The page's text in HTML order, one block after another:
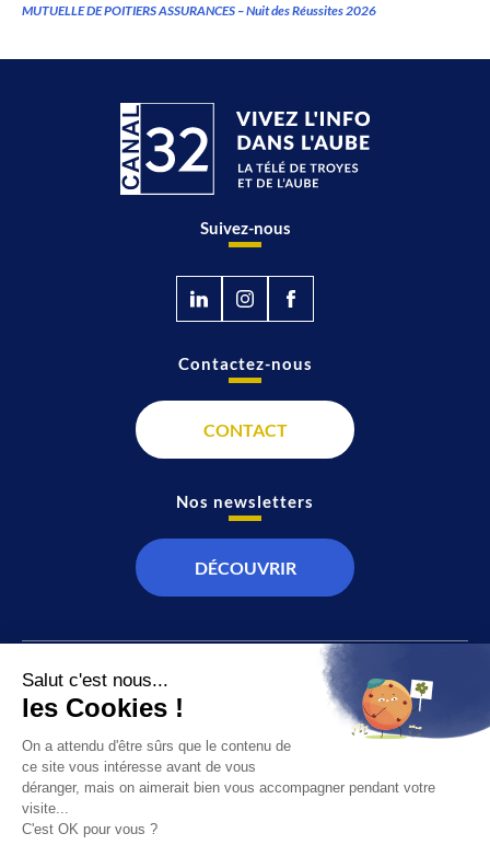
MUTUELLE DE POITIERS ASSURANCES – Nuit des Réussites 2026
Suivez-nous
JT
ÉCONOMIE
CULTURE & LOISIRS
À propos de nous
Recevoir la chaîne
Contactez-nous
CONTACT
Nos newsletters
DÉCOUVRIR